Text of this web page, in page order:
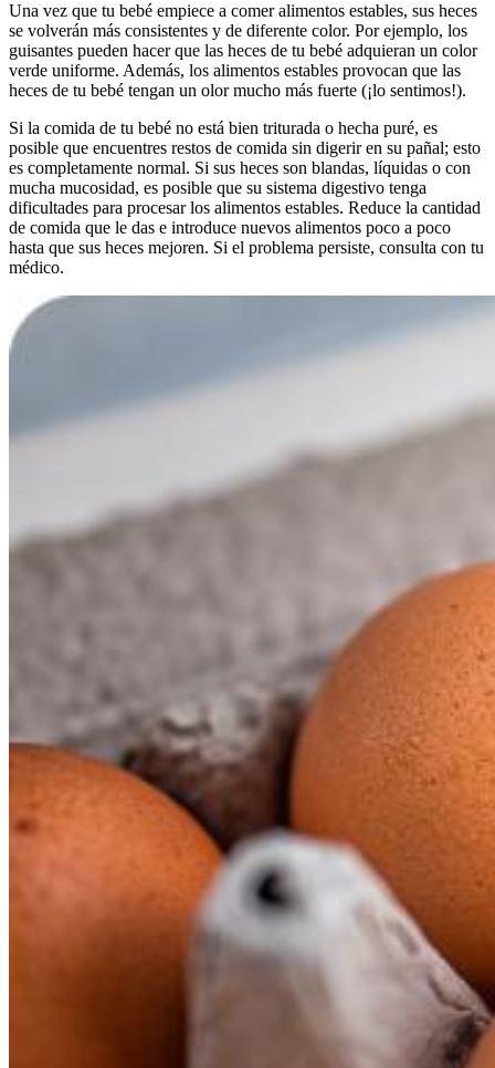
Una vez que tu bebé empiece a comer alimentos estables, sus heces
se volverán más consistentes y de diferente color. Por ejemplo, los
guisantes pueden hacer que las heces de tu bebé adquieran un color
verde uniforme. Además, los alimentos estables provocan que las
heces de tu bebé tengan un olor mucho más fuerte (¡lo sentimos!).
Si la comida de tu bebé no está bien triturada o hecha puré, es
posible que encuentres restos de comida sin digerir en su pañal; esto
es completamente normal. Si sus heces son blandas, líquidas o con
mucha mucosidad, es posible que su sistema digestivo tenga
dificultades para procesar los alimentos estables. Reduce la cantidad
de comida que le das e introduce nuevos alimentos poco a poco
hasta que sus heces mejoren. Si el problema persiste, consulta con tu
médico.